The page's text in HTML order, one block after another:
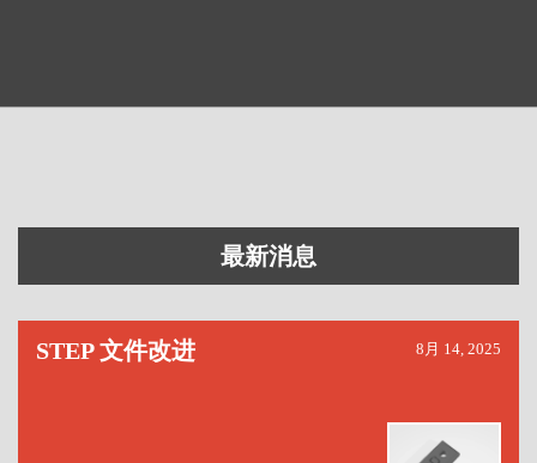
最新消息
STEP 文件改进 8月 14, 2025